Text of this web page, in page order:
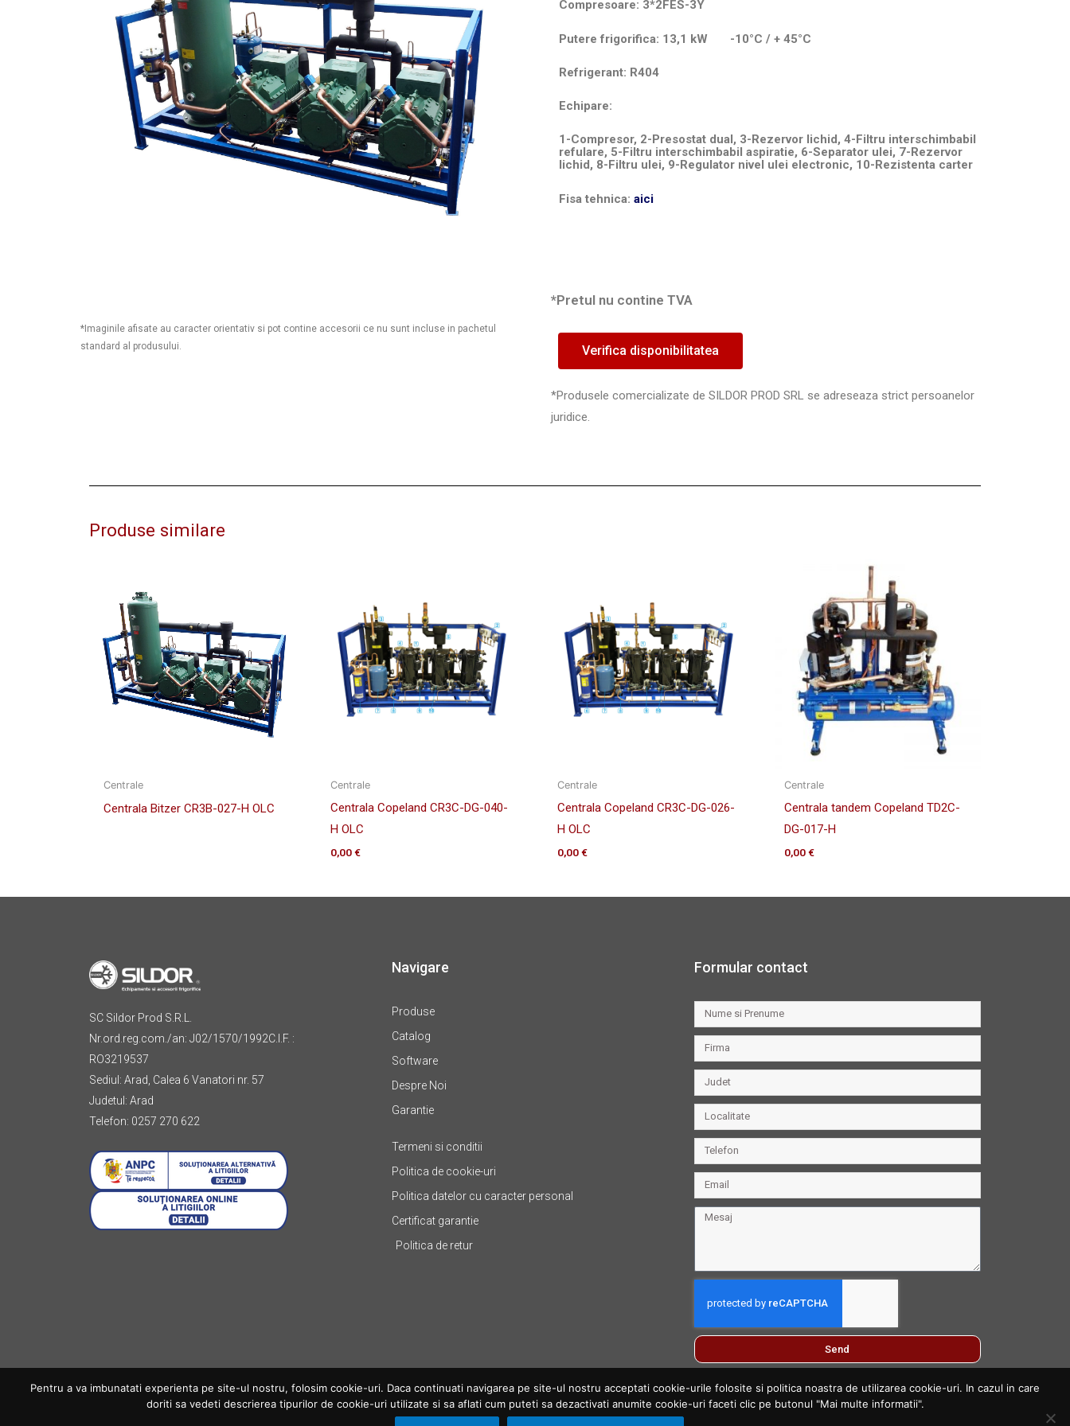
*Imaginile afisate au caracter orientativ si pot contine accesorii ce nu sunt incluse in pachetul
standard al produsului.
Compresoare: 3*2FES-3Y
Putere frigorifica: 13,1 kW -10°C / + 45°C
Refrigerant: R404
Echipare:
1-Compresor, 2-Presostat dual, 3-Rezervor lichid, 4-Filtru interschimbabil
refulare, 5-Filtru interschimbabil aspiratie, 6-Separator ulei, 7-Rezervor
lichid, 8-Filtru ulei, 9-Regulator nivel ulei electronic, 10-Rezistenta carter
Fisa tehnica: aici
*Pretul nu contine TVA
Verifica disponibilitatea
*Produsele comercializate de SILDOR PROD SRL se adreseaza strict persoanelor
juridice.
Produse similare
Centrale
Centrala Bitzer CR3B-027-H OLC
Centrale
Centrala Copeland CR3C-DG-040-
H OLC
0,00€
Centrale
Centrala Copeland CR3C-DG-026-
H OLC
0,00€
Centrale
Centrala tandem Copeland TD2C-
DG-017-H
0,00€
SC Sildor Prod S.R.L.
Nr.ord.reg.com./an: J02/1570/1992C.I.F. :
RO3219537
Sediul: Arad, Calea 6 Vanatori nr. 57
Judetul: Arad
Telefon: 0257 270 622
Navigare
Produse
Catalog
Software
Despre Noi
Garantie
Termeni si conditii
Politica de cookie-uri
Politica datelor cu caracter personal
Certificat garantie
Politica de retur
Formular contact
Send
Pentru a va imbunatati experienta pe site-ul nostru, folosim cookie-uri. Daca continuati navigarea pe site-ul nostru acceptati cookie-urile folosite si politica noastra de utilizarea cookie-uri. In cazul in care
doriti sa vedeti descrierea tipurilor de cookie-uri utilizate si sa aflati cum puteti sa dezactivati anumite cookie-uri faceti clic pe butonul "Mai multe informatii".